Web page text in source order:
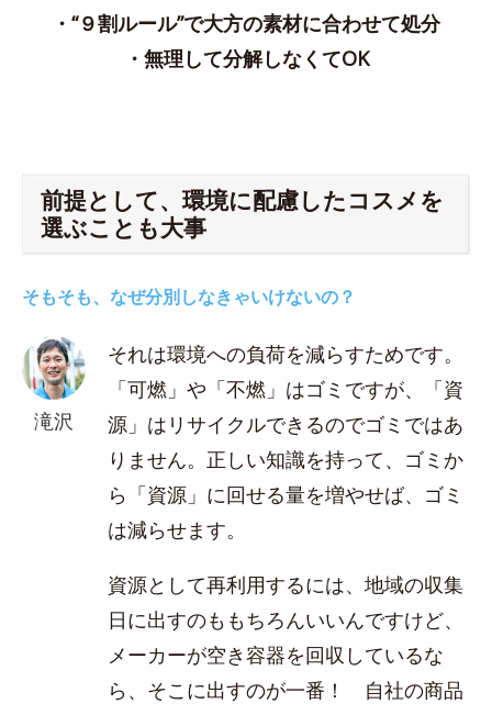
・“９割ルール”で大方の素材に合わせて処分
・無理して分解しなくてOK
前提として、環境に配慮したコスメを
選ぶことも大事
そもそも、なぜ分別しなきゃいけないの？
滝沢
それは環境への負荷を減らすためです。
「可燃」や「不燃」はゴミですが、「資
源」はリサイクルできるのでゴミではあ
りません。正しい知識を持って、ゴミか
ら「資源」に回せる量を増やせば、ゴミ
は減らせます。
資源として再利用するには、地域の収集
日に出すのももちろんいいんですけど、
メーカーが空き容器を回収しているな
ら、そこに出すのが一番！ 自社の商品